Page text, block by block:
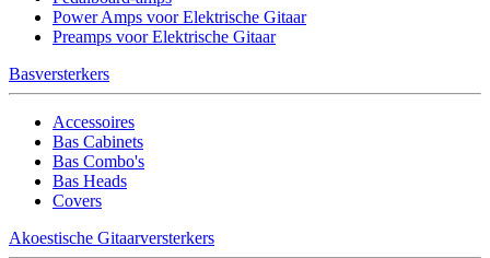
Power Amps voor Elektrische Gitaar
Preamps voor Elektrische Gitaar
Basversterkers
Accessoires
Bas Cabinets
Bas Combo's
Bas Heads
Covers
Akoestische Gitaarversterkers